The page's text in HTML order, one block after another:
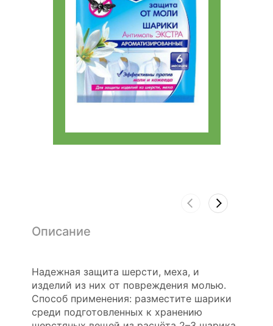
Описание
Надежная защита шерсти, меха, и
изделий из них от повреждения молью.
Способ применения: разместите шарики
среди подготовленных к хранению